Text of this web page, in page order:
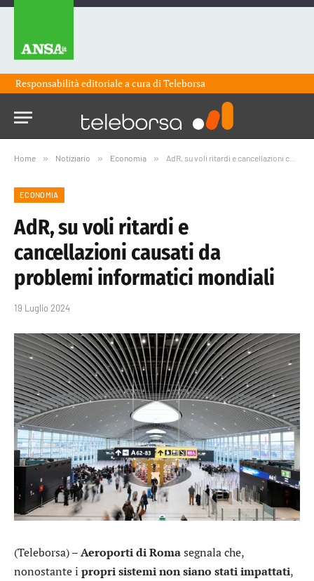
Responsabilità editoriale a cura diTeleborsa
Home » Notiziario » Economia » AdR, su voli ritardi e cancellazioni causati da problemi informatici mondiali
ECONOMIA
AdR, su voli ritardi e
cancellazioni causati da
problemi informatici mondiali
19 Luglio 2024
(Teleborsa) –Aeroporti di Romasegnala che,
nonostante i propri sistemi non siano stati impattati,